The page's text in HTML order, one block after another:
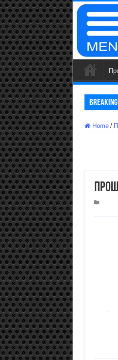
Breaking
Home /
.